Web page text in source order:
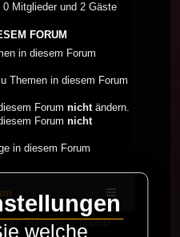
Mitglieder und 2 Gäste
FORUM
in diesem Forum
Themen in diesem Forum
Forum nicht ändern.
Forum nicht
in diesem Forum
Software © phpBB
welche